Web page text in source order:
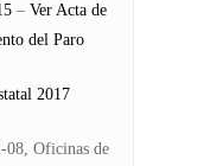
– Ver Acta de
del Paro
2017
08, Oficinas de